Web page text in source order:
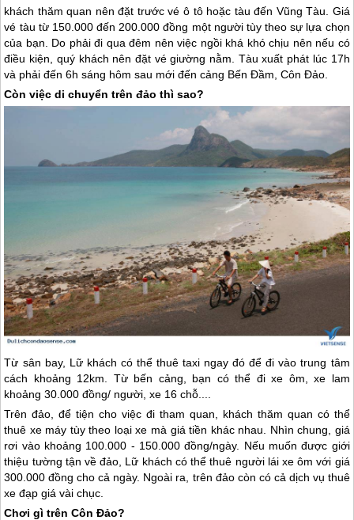
khách thăm quan nên đặt trước vé ô tô hoặc tàu đến Vũng Tàu. Giá
vé tàu từ 150.000 đến 200.000 đồng một người tùy theo sự lựa chọn
của bạn. Do phải đi qua đêm nên việc ngồi khá khó chịu nên nếu có
điều kiện, quý khách nên đặt vé giường nằm. Tàu xuất phát lúc 17h
và phải đến 6h sáng hôm sau mới đến cảng Bến Đầm,Côn Đảo
Còn việc di chuyển trên đảo thì sao?
Từ sân bay, Lữ khách có thể thuê taxi ngay đó để đi vào trung tâm
cách khoảng 12km. Từ bến cảng, bạn có thể đi xe ôm, xe lam
khoảng 30.000 đồng/ người, xe 16 chỗ....
Trên đảo, để tiện cho việc đi tham quan, khách thăm quan có thể
thuê xe máy tùy theo loại xe mà giá tiền khác nhau. Nhìn chung, giá
rơi vào khoảng 100.000 - 150.000 đồng/ngày. Nếu muốn được giới
thiệu tường tận về đảo, Lữ khách có thể thuê người lái xe ôm với giá
300.000 đồng cho cả ngày. Ngoài ra, trên đảo còn có cả dịch vụ thuê
xe đạp giá vài chục.
Chơi gì trênCôn Đảo?